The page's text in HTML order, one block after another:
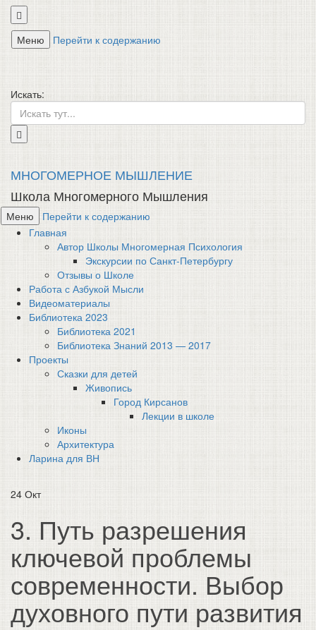
Меню Перейти к содержанию
Искать:
МНОГОМЕРНОЕ МЫШЛЕНИЕ
Школа Многомерного Мышления
Меню
Перейти к содержанию
Главная
Автор Школы Многомерная Психология
Экскурсии по Санкт-Петербургу
Отзывы о Школе
Работа с Азбукой Мысли
Видеоматериалы
Библиотека 2023
Библиотека 2021
Библиотека Знаний 2013 — 2017
Проекты
Сказки для детей
Живопись
Город Кирсанов
Лекции в школе
Иконы
Архитектура
Ларина для ВН
24 Окт
3. Путь разрешения
ключевой проблемы
современности. Выбор
духовного пути развития